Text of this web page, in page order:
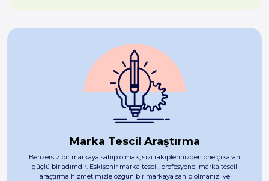
Marka Tescil Araştırma
Benzersiz bir markaya sahip olmak, sizi rakiplerinizden öne çıkaran
güçlü bir adımdır. Eskişehir marka tescil, profesyonel marka tescil
araştırma hizmetimizle özgün bir markaya sahip olmanızı ve